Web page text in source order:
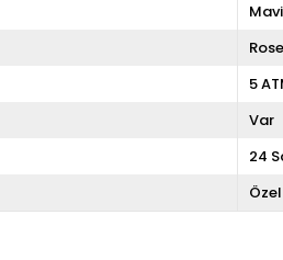
Mavi
5
Var
24